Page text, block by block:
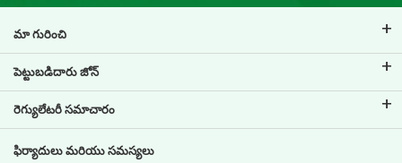
మా గురించి
టివిఎస్ క్రెడిట్ గురించి
మా బ్రాండ్ గురించి తెలుసుకోండి
కీలక వ్యక్తులు
పెట్టుబడిదారు జోన్
కార్పొరేట్ గవర్నెన్స్
పెట్టుబడిదారు సమాచారం
రెగ్యులేటరీ సమాచారం
ఫిర్యాదులు మరియు సమస్యలు